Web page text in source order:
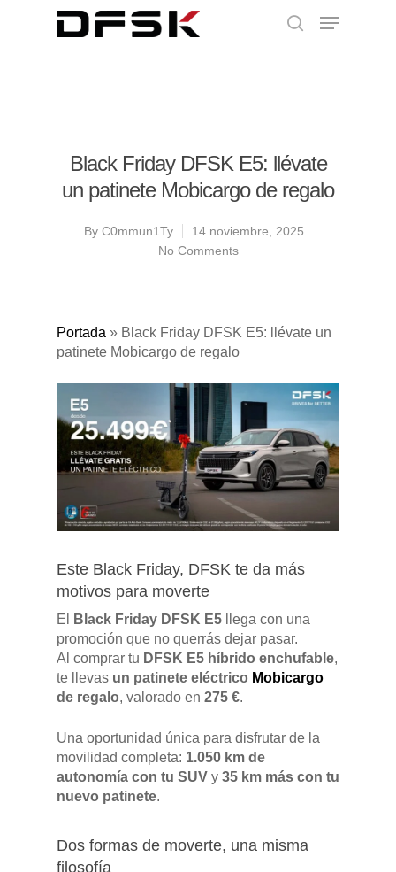
Pulse Enter para buscar o ESC para cerrar
Black Friday DFSK E5: llévate
un patinete Mobicargo de regalo
By C0mmun1Ty
14 noviembre, 2025
No Comments
Portada » Black Friday DFSK E5: llévate un
patinete Mobicargo de regalo
Este Black Friday, DFSK te da más
motivos para moverte
El Black Friday DFSK E5 llega con una
promoción que no querrás dejar pasar.
Al comprar tu DFSK E5 híbrido enchufable,
te llevas un patinete eléctrico Mobicargo
de regalo, valorado en 275 €.
Una oportunidad única para disfrutar de la
movilidad completa: 1.050 km de
autonomía con tu SUV y 35 km más con tu
nuevo patinete.
Dos formas de moverte, una misma
filosofía